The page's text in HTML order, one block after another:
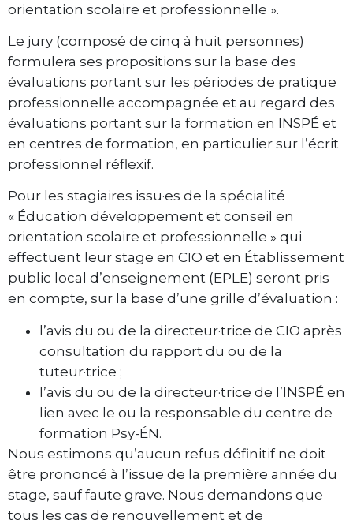
orientation scolaire et professionnelle ».
Le jury (composé de cinq à huit personnes)
formulera ses propositions sur la base des
évaluations portant sur les périodes de pratique
professionnelle accompagnée et au regard des
évaluations portant sur la formation en INSPÉ et
en centres de formation, en particulier sur l’écrit
professionnel réflexif.
Pour les stagiaires issu·es de la spécialité
« Éducation développement et conseil en
orientation scolaire et professionnelle » qui
effectuent leur stage en CIO et en Établissement
public local d’enseignement (EPLE) seront pris
en compte, sur la base d’une grille d’évaluation :
l’avis du ou de la directeur·trice de CIO après
consultation du rapport du ou de la
tuteur·trice ;
l’avis du ou de la directeur·trice de l’INSPÉ en
lien avec le ou la responsable du centre de
formation Psy-ÉN.
Nous estimons qu’aucun refus définitif ne doit
être prononcé à l’issue de la première année du
stage, sauf faute grave. Nous demandons que
tous les cas de renouvellement et de